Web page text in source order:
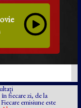
în fiecare zi, de la
emisiune este